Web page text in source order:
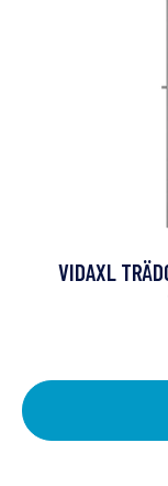
VIDAXL